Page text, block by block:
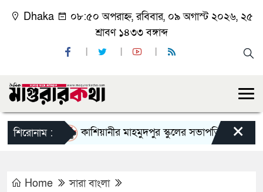
Dhaka
০৮:৫০ অপরাহ্ন, রবিবার, ০৯ অগাস্ট ২০২৬, ২৫
শ্রাবণ ১৪৩৩ বঙ্গাব্দ
শিরোনাম : কাশিয়ানীর মাহমুদপুর স্কুলের সভাপতি হলেন গোবিন্দ
×
Home
সারা বাংলা